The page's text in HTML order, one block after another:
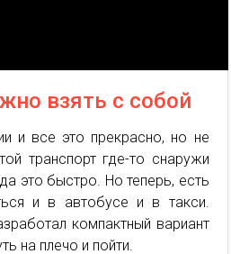
взять с собой
и все это прекрасно, но не
транспорт где-то снаружи
это быстро. Но теперь, есть
и в автобусе и в такси.
компактный вариант
на плечо и пойти.